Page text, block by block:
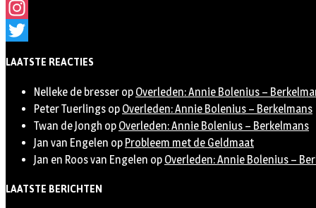
Facebook
Instagram
LAATSTE REACTIES
Nelleke de bresser op Overleden: Annie Bolenius –
Peter Tuerlings op Overleden: Annie Bolenius – Berkelmans
Twan de Jongh op Overleden: Annie Bolenius – Berkelmans
Jan van Engelen op Probleem met de Geldmaat
Jan en Roos van Engelen op Overleden: Annie Bolenius –
LAATSTE BERICHTEN